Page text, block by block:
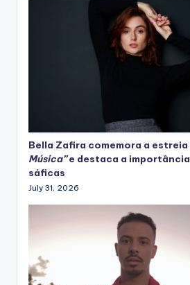
Bella Zafira comemora a estreia
Música”e destaca a
sáficas
July 31, 2026